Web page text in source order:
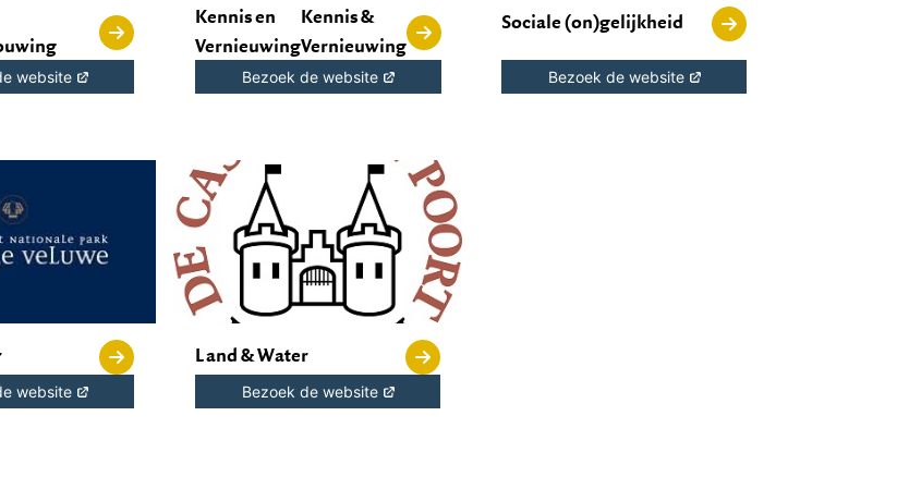
website
Kennis en
Vernieuwing
Kennis &
Vernieuwing
Bezoek de website
Sociale (on)gelijkheid
Bezoek de website
website
Land & Water
Bezoek de website